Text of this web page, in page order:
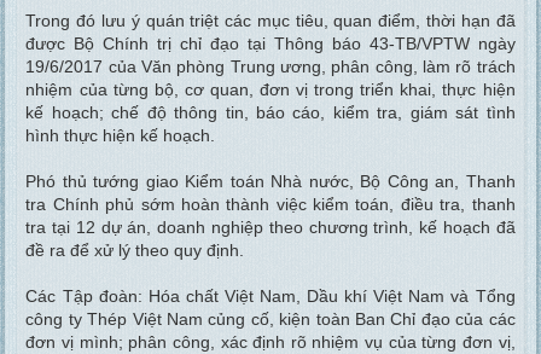
Trong đó lưu ý quán triệt các mục tiêu, quan điểm, thời hạn đã
được Bộ Chính trị chỉ đạo tại Thông báo 43-TB/VPTW ngày
19/6/2017 của Văn phòng Trung ương, phân công, làm rõ trách
nhiệm của từng bộ, cơ quan, đơn vị trong triển khai, thực hiện
kế hoạch; chế độ thông tin, báo cáo, kiểm tra, giám sát tình
hình thực hiện kế hoạch.
Phó thủ tướng giao Kiểm toán Nhà nước, Bộ Công an, Thanh
tra Chính phủ sớm hoàn thành việc kiểm toán, điều tra, thanh
tra tại 12 dự án, doanh nghiệp theo chương trình, kế hoạch đã
đề ra để xử lý theo quy định.
Các Tập đoàn: Hóa chất Việt Nam, Dầu khí Việt Nam và Tổng
công ty Thép Việt Nam củng cố, kiện toàn Ban Chỉ đạo của các
đơn vị mình; phân công, xác định rõ nhiệm vụ của từng đơn vị,